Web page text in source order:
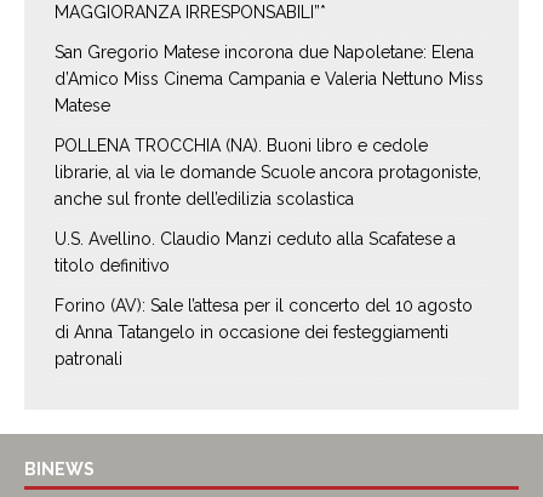
MAGGIORANZA IRRESPONSABILI”*
San Gregorio Matese incorona due Napoletane: Elena
d’Amico Miss Cinema Campania e Valeria Nettuno Miss
Matese
POLLENA TROCCHIA (NA). Buoni libro e cedole
librarie, al via le domande Scuole ancora protagoniste,
anche sul fronte dell’edilizia scolastica
U.S. Avellino. Claudio Manzi ceduto alla Scafatese a
titolo definitivo
Forino (AV): Sale l’attesa per il concerto del 10 agosto
di Anna Tatangelo in occasione dei festeggiamenti
patronali
BINEWS